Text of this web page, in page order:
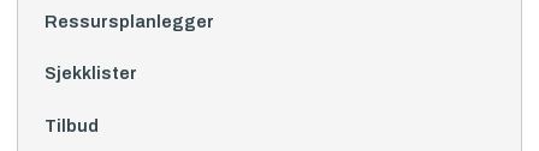
Ressursplanlegger
Sjekklister
Tilbud